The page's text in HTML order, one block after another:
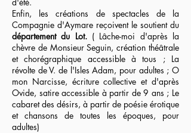
Enfin, les créations de spectacles de la
Compagnie d'Aymare reçoivent le soutient du
département du Lot.( Lâche-moi d'après la
chèvre de Monsieur Seguin, création théâtrale
et chorégraphique accessible à tous ; La
révolte de V. de l'Isles Adam, pour adultes ; O
mon Narcisse, écriture collective et d'après
Ovide, satire accessible à partir de 9 ans ; Le
cabaret des désirs, à partir de poésie érotique
et chansons de toutes les époques, pour
adultes)